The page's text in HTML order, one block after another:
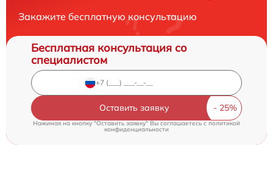
Закажите бесплатную консультацию
Бесплатная консультация со
специалистом
Оставить заявку
Нажимая на кнопку "Оставить заявку" Вы соглашаетесь cполитикой
конфиденциальности